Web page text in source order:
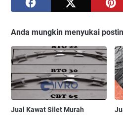
Anda mungkin menyukai
Jual Kawat Silet Murah